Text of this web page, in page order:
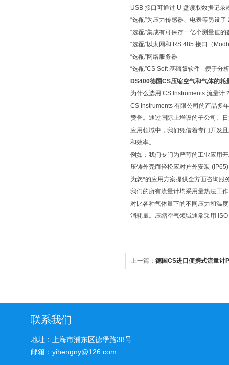
USB 接口可通过 U 盘读取数据记录
“选配”为压力传感器、电表等另设
“选配”集成有可保存一亿个测量值
“选配”以太网和 RS 485 接口（
“选配”网络服务器
“选配”CS Soft 基础版软件 - 便于分
DS400德国CS压缩空气和气体的耗
为什么选用 CS Instruments 流量计
CS Instruments 有限公司的产品多
赞誉。通过国际上增设的子公司、
应用领域中，我们凭借着专门开发
和效率。
例如：我们专门为严苛的工业应用
压铸外壳而轻松应对户外安装
为您*的应用方案提供全方面咨询服
我们的所有流量计均采用量热法工
对比各种气体量下的不同压力和温
消耗量。压缩空气领域通常采用
上一篇： 德国CS进口便携式流量计
联系我们
地址：上海市浦东区德堡路38号
邮箱：yihengny@126.com